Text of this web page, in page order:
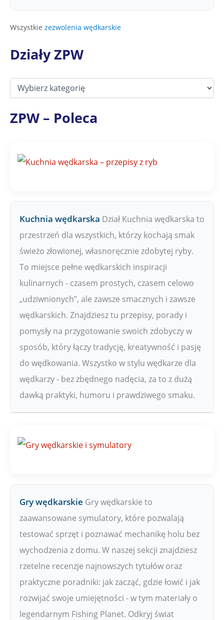
Wszystkie zezwolenia wędkarskie
Działy ZPW
D
a
łZPW – Poleca
Kuchnia wędkarska Dział Kuchnia wędkarska to
przestrzeń dla wszystkich, którzy kochają smak
świeżo złowionej, własnoręcznie zdobytej ryby.
To miejsce pełne wędkarskich inspiracji
kulinarnych - czasem prostych, czasem celowo
„udziwnionych”, ale zawsze smacznych i zawsze
wędkarskich. Znajdziesz tu przepisy, porady i
pomysły na przygotowanie swoich zdobyczy w
sposób, który łączy tradycję, kreatywność i pasję
do wędkowania. Wszystko w stylu wędkarze dla
wędkarzy - bez zbędnego nadęcia, za to z dużą
dawką praktyki, humoru i prawdziwego smaku.
Gry wędkarskie Gry wędkarskie to
zaawansowane symulatory, które pozwalają
testować sprzęt i poznawać mechanikę holu bez
wychodzenia z domu. W naszej sekcji znajdziesz
rzetelne recenzje najnowszych tytułów oraz
praktyczne poradniki: jak zacząć, gdzie łowić i jak
rozwijać swoje umiejętności - w tym materiały o
legendarnym Fishing Planet. Odkryj świat